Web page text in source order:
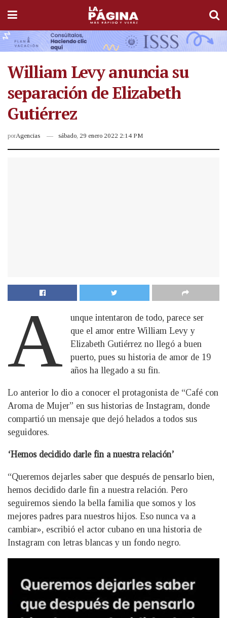
William Levy anuncia su
separación de Elizabeth
Gutiérrez
porAgencias sábado, 29 enero 2022 2:14 PM
A
unque intentaron de todo, parece ser
que el amor entre William Levy y
Elizabeth Gutiérrez no llegó a buen
puerto, pues su historia de amor de 19
años ha llegado a su fin.
Lo anterior lo dio a conocer el protagonista de “Café con
Aroma de Mujer” en sus historias de Instagram, donde
compartió un mensaje que dejó helados a todos sus
seguidores.
‘Hemos decidido darle fin a nuestra relación’
“Queremos dejarles saber que después de pensarlo bien,
hemos decidido darle fin a nuestra relación. Pero
seguiremos siendo la bella familia que somos y los
mejores padres para nuestros hijos. Eso nunca va a
cambiar», escribió el actor cubano en una historia de
Instagram con letras blancas y un fondo negro.